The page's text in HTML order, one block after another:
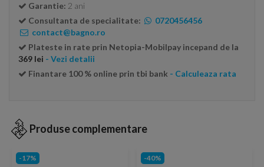
Garantie: 2 ani
Consultanta de specialitate:
0720456456
contact@bagno.ro
Plateste in rate prin Netopia-Mobilpay incepand de la
369 lei - Vezi detalii
Finantare 100 % online prin tbi bank - Calculeaza rata
Produse complementare
-17% -40%